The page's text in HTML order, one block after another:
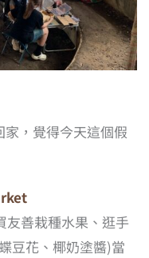
家，覺得今天這個假
友善栽種水果、逛手
豆花、椰奶塗醬)當